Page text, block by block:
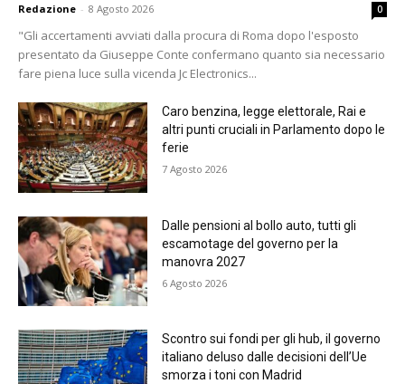
Redazione - 8 Agosto 2026 0
"Gli accertamenti avviati dalla procura di Roma dopo l'esposto
presentato da Giuseppe Conte confermano quanto sia necessario
fare piena luce sulla vicenda Jc Electronics...
Caro benzina, legge elettorale, Rai e
altri punti cruciali in Parlamento dopo le
ferie
7 Agosto 2026
Dalle pensioni al bollo auto, tutti gli
escamotage del governo per la
manovra 2027
6 Agosto 2026
Scontro sui fondi per gli hub, il governo
italiano deluso dalle decisioni dell’Ue
smorza i toni con Madrid